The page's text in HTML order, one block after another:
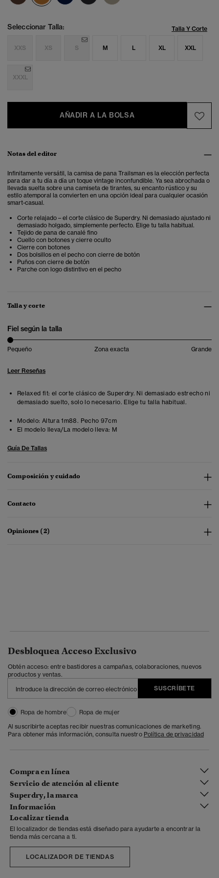
Seleccionar Talla: Talla Y Corte
XXS XS S M L XL XXL
XXXL
AÑADIR A LA BOLSA
Notas del editor
Infinitamente versátil, la camisa de pana Trailsman es la elección perfecta
para dar a tu día a día un toque vintage inconfundible. Ya sea abrochada o
llevada suelta sobre una camiseta de tirantes, su encanto rústico y su
estilo atemporal la convierten en una opción ideal para cualquier ocasión
smart-casual.
Corte relajado – el corte clásico de Superdry. Ni demasiado ajustado ni
demasiado holgado, simplemente perfecto. Elige tu talla habitual.
Tejido de pana de canalé fino
Cuello con botones y cierre oculto
Cierre con botones
Dos bolsillos en el pecho con cierre de botón
Puños con cierre de botón
Parche con logo distintivo en el pecho
Talla y corte
Fiel según la talla
Pequeño Zona exacta Grande
Leer Reseñas
Relaxed fit: el corte clásico de Superdry. Ni demasiado estrecho ni
demasiado suelto, solo lo necesario. Elige tu talla habitual.
Modelo: Altura 1m88. Pecho 97cm
El modelo lleva/La modelo lleva: M
Guía De Tallas
Composición y cuidado
Contacto
Opiniones (2)
Desbloquea Acceso Exclusivo
Obtén acceso: entre bastidores a campañas, colaboraciones, nuevos
productos y ventas.
SUSCRÍBETE
Ropa de hombre
Ropa de mujer
Al suscribirte aceptas recibir nuestras comunicaciones de marketing.
Para obtener más información, consulta nuestro Política de privacidad
Compra en línea
Servicio de atención al cliente
Superdry, la marca
Información
Localizar tienda
El localizador de tiendas está diseñado para ayudarte a encontrar la
tienda más cercana a ti.
LOCALIZADOR DE TIENDAS